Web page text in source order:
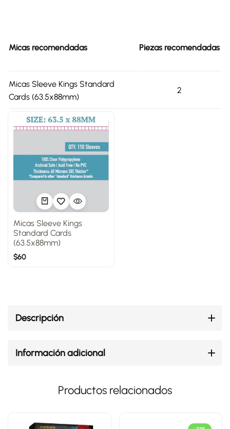
Micas recomendadas Piezas recomendadas
Micas Sleeve Kings Standard
Cards (63.5x88mm)
2
Micas Sleeve Kings
Standard Cards
(63.5x88mm)
$60
Descripción
Información adicional
Productos relacionados